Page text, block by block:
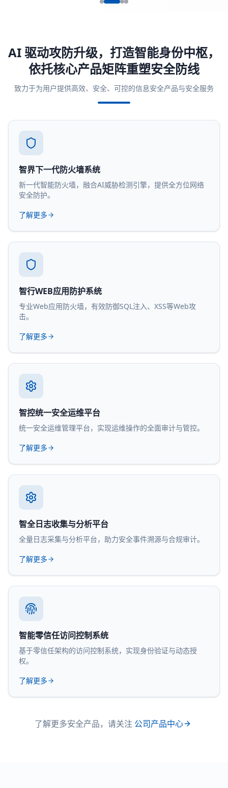
AI 驱动攻防升级，打造智能身份中枢，
依托核心产品矩阵重塑安全防线
致力于为用户提供高效、安全、可控的信息安全产品与安全服务
智界下一代防火墙系统
新一代智能防火墙，融合AI威胁检测引擎，提供全方位网络
安全防护。
了解更多
智行WEB应用防护系统
专业Web应用防火墙，有效防御SQL注入、XSS等Web攻
击。
了解更多
智控统一安全运维平台
统一安全运维管理平台，实现运维操作的全面审计与管控。
了解更多
智全日志收集与分析平台
全量日志采集与分析平台，助力安全事件溯源与合规审计。
了解更多
智能零信任访问控制系统
基于零信任架构的访问控制系统，实现身份验证与动态授
权。
了解更多
了解更多安全产品，请关注 公司产品中心